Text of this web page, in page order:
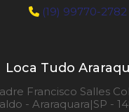
(19) 99770-2782
Loca Tudo
Francisco Salles
- Araraquara|SP -